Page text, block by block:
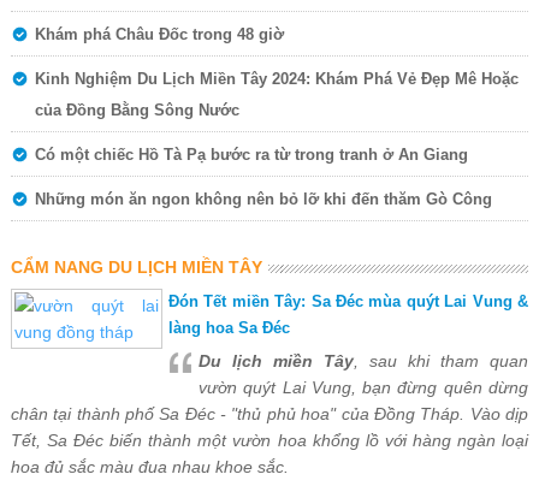
Khám phá Châu Đốc trong 48 giờ
Kinh Nghiệm Du Lịch Miền Tây 2024: Khám Phá Vẻ Đẹp Mê Hoặc
của Đồng Bằng Sông Nước
Có một chiếc Hồ Tà Pạ bước ra từ trong tranh ở An Giang
Những món ăn ngon không nên bỏ lỡ khi đến thăm Gò Công
CẨM NANG DU LỊCH MIỀN TÂY
Đón Tết miền Tây: Sa Đéc mùa quýt Lai Vung &
làng hoa Sa Đéc
Du lịch miền Tây , sau khi tham quan
vườn quýt Lai Vung, bạn đừng quên dừng
chân tại thành phố Sa Đéc - "thủ phủ hoa" của Đồng Tháp. Vào dịp
Tết, Sa Đéc biến thành một vườn hoa khổng lồ với hàng ngàn loại
hoa đủ sắc màu đua nhau khoe sắc.